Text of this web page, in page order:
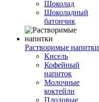
Шоколад
Шоколадный
батончик
Растворимые напитки
Кисель
Кофейный
напиток
Молочные
коктейли
Плодовые